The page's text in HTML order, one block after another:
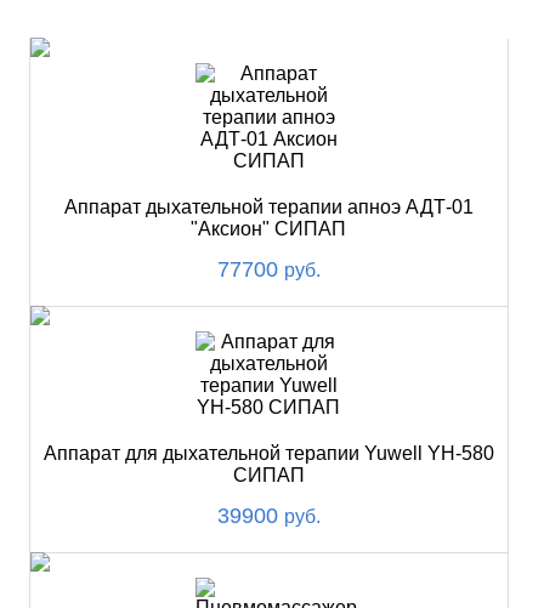
Аппарат дыхательной терапии апноэ АДТ-01
"Аксион" СИПАП
77700 руб.
Аппарат для дыхательной терапии Yuwell YH-580
СИПАП
39900 руб.